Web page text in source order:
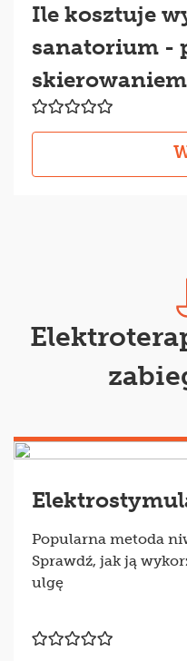
Ile kosztuje
sanatorium -
skierowaniem
Popularna metoda
Sprawdź, jak ją
ulgę